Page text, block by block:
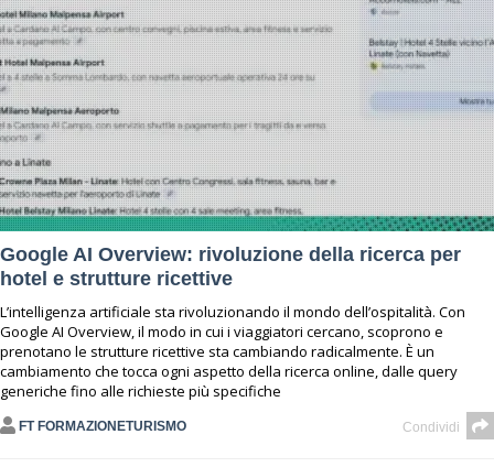
Google AI Overview: rivoluzione della ricerca per
hotel e strutture ricettive
L’intelligenza artificiale sta rivoluzionando il mondo dell’ospitalità. Con
Google AI Overview, il modo in cui i viaggiatori cercano, scoprono e
prenotano le strutture ricettive sta cambiando radicalmente. È un
cambiamento che tocca ogni aspetto della ricerca online, dalle query
generiche fino alle richieste più specifiche
FT FORMAZIONETURISMO Condividi